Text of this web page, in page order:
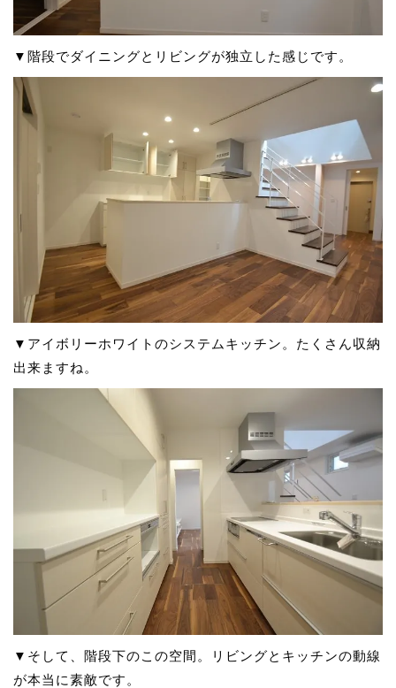
▼階段でダイニングとリビングが独立した感じです。
▼アイボリーホワイトのシステムキッチン。たくさん収納
出来ますね。
▼そして、階段下のこの空間。リビングとキッチンの動線
が本当に素敵です。